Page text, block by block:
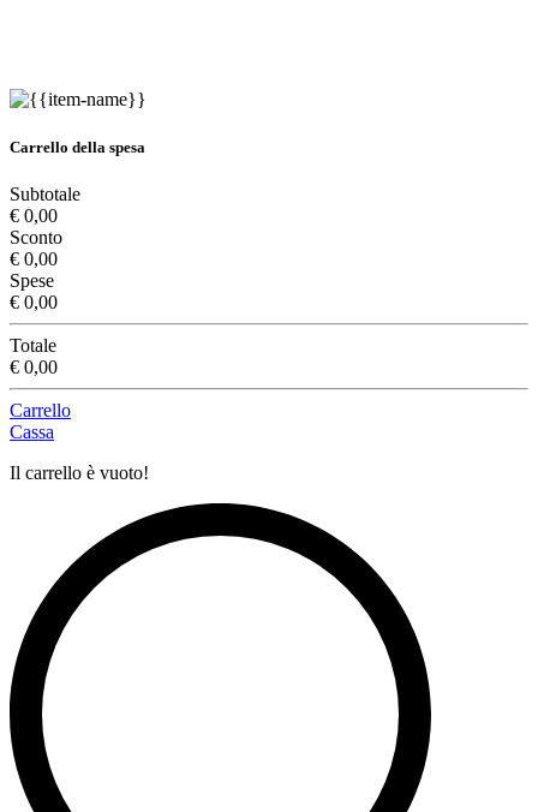
Carrello della spesa
Subtotale
€ 0,00
Sconto
€ 0,00
Spese
€ 0,00
Totale
€ 0,00
Carrello
Cassa
Il carrello è vuoto!